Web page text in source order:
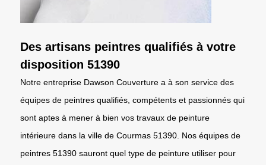
Des artisans peintres qualifiés à votre
disposition 51390
Notre entreprise Dawson Couverture a à son service des
équipes de peintres qualifiés, compétents et passionnés qui
sont aptes à mener à bien vos travaux de peinture
intérieure dans la ville de Courmas 51390. Nos équipes de
peintres 51390 sauront quel type de peinture utiliser pour